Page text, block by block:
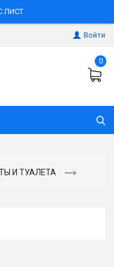
ЛИСТ
Войти
0
И ТУАЛЕТА